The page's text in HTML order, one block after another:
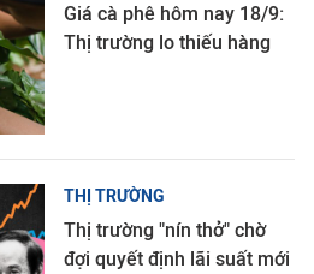
Giá cà phê hôm nay 18/9:
Thị trường lo thiếu hàng
THỊ TRƯỜNG
Thị trường "nín thở" chờ
đợi quyết định lãi suất mới